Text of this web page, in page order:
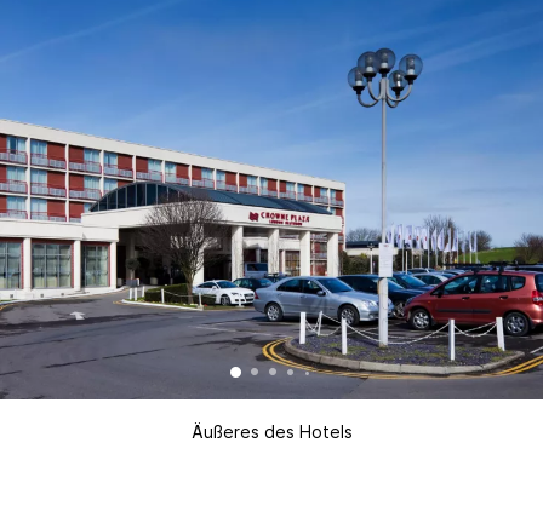
Äußeres des Hotels